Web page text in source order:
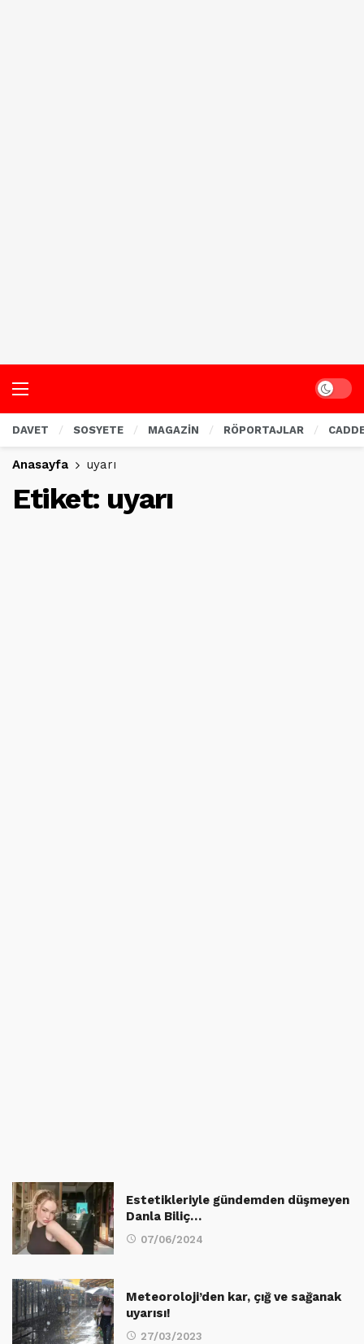
Dark
DAVET SOSYETE MAGAZİN RÖPORTAJLAR
Anasayfa uyarı
Etiket: uyarı
Estetikleriyle gündemden düşmeyen
Danla Biliç…
07/06/2024
Meteoroloji’den kar, çığ ve sağanak
uyarısı!
27/03/2023